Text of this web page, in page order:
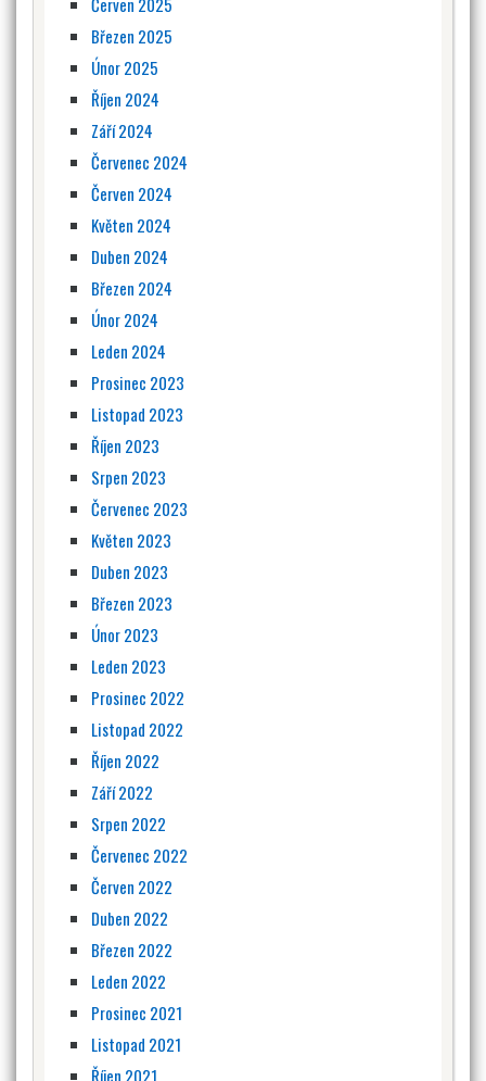
Březen 2025
Únor 2025
Říjen 2024
Září 2024
Červenec 2024
Červen 2024
Květen 2024
Duben 2024
Březen 2024
Únor 2024
Leden 2024
Prosinec 2023
Listopad 2023
Říjen 2023
Srpen 2023
Červenec 2023
Květen 2023
Duben 2023
Březen 2023
Únor 2023
Leden 2023
Prosinec 2022
Listopad 2022
Říjen 2022
Září 2022
Srpen 2022
Červenec 2022
Červen 2022
Duben 2022
Březen 2022
Leden 2022
Prosinec 2021
Listopad 2021
Říjen 2021